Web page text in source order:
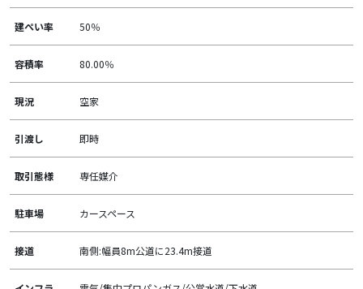
建ぺい率 50％
容積率 80.00％
現況 空家
引渡し 即時
取引態様 専任媒介
駐車場 カースペース
接道 南側:幅員8m公道に23.4m接道